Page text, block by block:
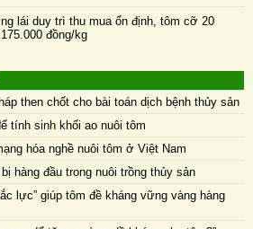
lái duy trì thu mua ổn định, tôm cỡ 20
đồng/kg
then chốt cho bài toán dịch bệnh thủy sản
tính sinh khối ao nuôi tôm
hóa nghề nuôi tôm ở Việt Nam
hàng đầu trong nuôi trồng thủy sản
lực” giúp tôm đề kháng vững vàng hàng